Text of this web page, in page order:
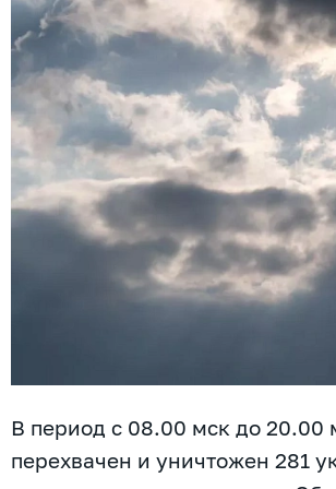
В период с 08.00 мск до
перехвачен и уничтожен 281